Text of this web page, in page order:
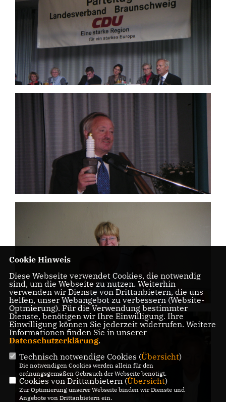
Cookie Hinweis
Diese Webseite verwendet Cookies, die notwendig
sind, um die Webseite zu nutzen. Weiterhin
verwenden wir Dienste von Drittanbietern, die uns
helfen, unser Webangebot zu verbessern (Website-
Optmierung). Für die Verwendung bestimmter
Dienste, benötigen wir Ihre Einwilligung. Ihre
Einwilligung können Sie jederzeit widerrufen. Weitere
Informationen finden Sie in unserer
Datenschutzerklärung.
Technisch notwendige Cookies (Übersicht)
Die notwendigen Cookies werden allein für den
ordnungsgemäßen Gebrauch der Webseite benötigt.
Cookies von Drittanbietern (Übersicht)
Zur Optimierung unserer Webseite binden wir Dienste und
Angebote von Drittanbietern ein.